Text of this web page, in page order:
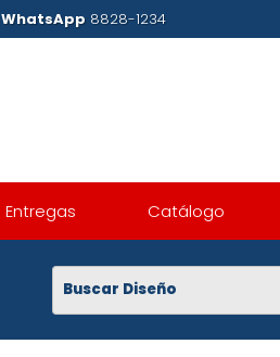
WhatsApp 8828-1234
Entregas Catálogo